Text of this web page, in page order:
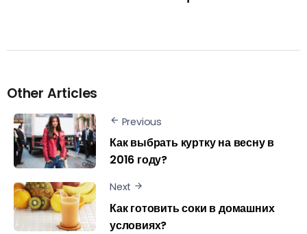
Other Articles
Previous
Как выбрать куртку на весну в
2016 году?
Next
Как готовить соки в домашних
условиях?